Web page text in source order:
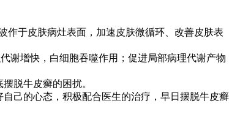
作于皮肤病灶表面，加速皮肤微循环、改善皮肤表
谢增快，白细胞吞噬作用；促进局部病理代谢产物
脱牛皮癣的困扰。
己的心态，积极配合医生的治疗，早日摆脱牛皮癣